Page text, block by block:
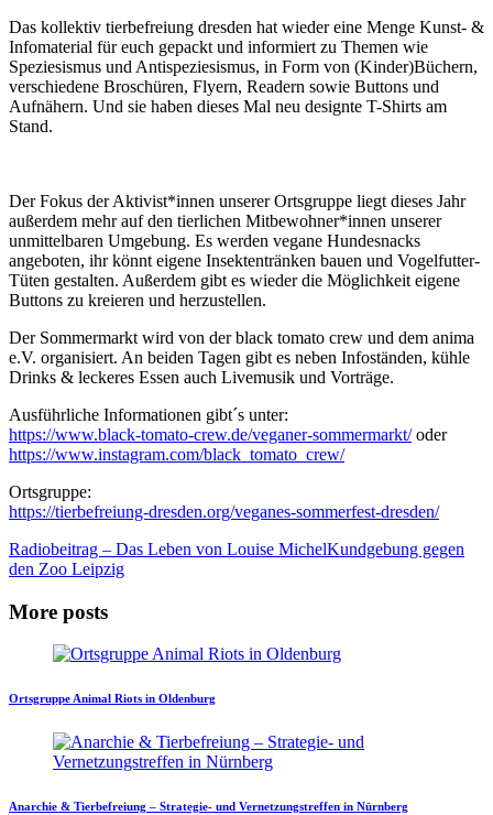
Das kollektiv tierbefreiung dresden hat wieder eine Menge Kunst- &
Infomaterial für euch gepackt und informiert zu Themen wie
Speziesismus und Antispeziesismus, in Form von (Kinder)Büchern,
verschiedene Broschüren, Flyern, Readern sowie Buttons und
Aufnähern. Und sie haben dieses Mal neu designte T-Shirts am
Stand.
Der Fokus der Aktivist*innen unserer Ortsgruppe liegt dieses Jahr
außerdem mehr auf den tierlichen Mitbewohner*innen unserer
unmittelbaren Umgebung. Es werden vegane Hundesnacks
angeboten, ihr könnt eigene Insektentränken bauen und Vogelfutter-
Tüten gestalten. Außerdem gibt es wieder die Möglichkeit eigene
Buttons zu kreieren und herzustellen.
Der Sommermarkt wird von der black tomato crew und dem anima
e.V. organisiert. An beiden Tagen gibt es neben Infoständen, kühle
Drinks & leckeres Essen auch Livemusik und Vorträge.
Ausführliche Informationen gibt´s unter:
https://www.black-tomato-crew.de/veganer-sommermarkt/oder
https://www.instagram.com/black_tomato_crew/
Ortsgruppe:
https://tierbefreiung-dresden.org/veganes-sommerfest-dresden/
Radiobeitrag – Das Leben von Louise MichelKundgebung gegen
den Zoo Leipzig
More posts
Ortsgruppe Animal Riots in Oldenburg
Anarchie & Tierbefreiung – Strategie- und Vernetzungstreffen in Nürnberg